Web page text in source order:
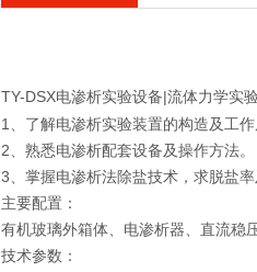
TY-DSX电渗析实验设备|流体力学实
1、了解电渗析实验装置的构造及工作
2、熟悉电渗析配套设备及操作方法。
3、掌握电渗析法除盐技术，求脱盐率
主要配置：
有机玻璃外箱体、电渗析器、直流稳
技术参数：